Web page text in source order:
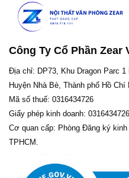
Công Ty Cổ Phần Zear
Địa chỉ: DP73, Khu Dragon Parc
Huyện Nhà Bè, Thành phố Hồ Chí
Mã số thuế: 0316434726
Giấy phép kinh doanh:
Cơ quan cấp: Phòng Đăng ký
TPHCM.